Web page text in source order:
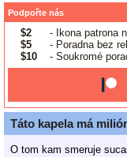
Podpořte nás
$2
- Ikona patrona
$5
- Poradna bez
$10
- Soukromé
Táto kapela má
O tom kam smeruje